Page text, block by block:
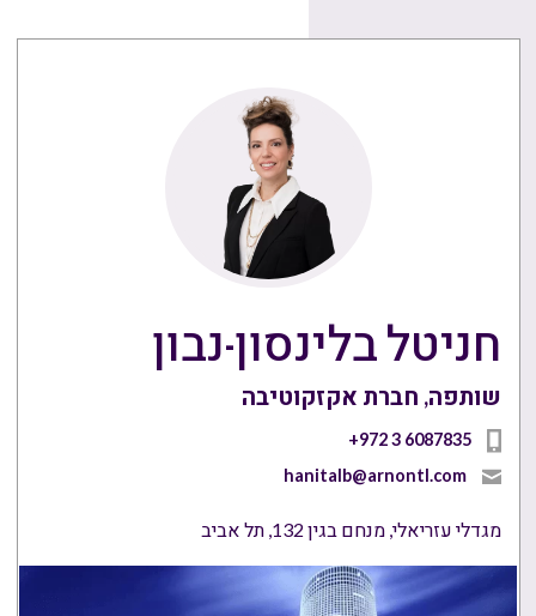
חניטל בלינסון-נבון
שותפה, חברת אקזקוטיבה
+972 3 6087835
hanitalb@arnontl.com
מגדלי עזריאלי, מנחם בגין 132, תל אביב